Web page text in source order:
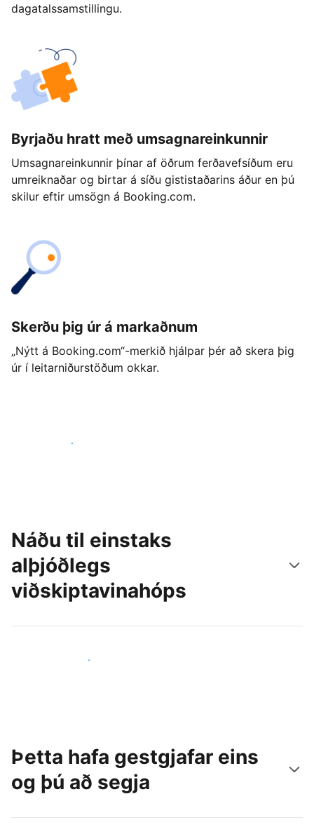
dagatalssamstillingu.
Byrjaðu hratt með umsagnareinkunnir
Umsagnareinkunnir þínar af öðrum ferðavefsíðum eru
umreiknaðar og birtar á síðu gististaðarins áður en þú
skilur eftir umsögn á Booking.com.
Skerðu þig úr á markaðnum
„Nýtt á Booking.com“-merkið hjálpar þér að skera þig
úr í leitarniðurstöðum okkar.
Byrjaðu strax í dag
Náðu til einstaks
alþjóðlegs
viðskiptavinahóps
Náðu til nýrra gesta í dag
Þetta hafa gestgjafar eins
og þú að segja